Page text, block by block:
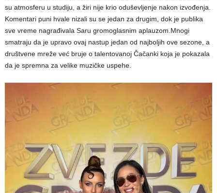
su atmosferu u studiju, a žiri nije krio oduševljenje nakon izvođenja.
Komentari puni hvale nizali su se jedan za drugim, dok je publika
sve vreme nagrađivala Saru gromoglasnim aplauzom.Mnogi
smatraju da je upravo ovaj nastup jedan od najboljih ove sezone, a
društvene mreže već bruje o talentovanoj Čačanki koja je pokazala
da je spremna za velike muzičke uspehe.